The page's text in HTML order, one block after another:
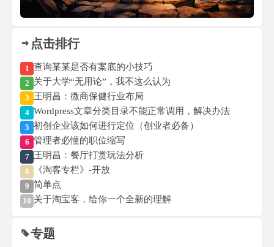
点击排行
1 查询某某是否有案底的小技巧
2 关于大学“无用论”，我不这么认为
3 王明昌：微商保健行业布局
4 Wordpress文章分类目录不能正常调用，解决办法
5 初创企业该如何进行定位（创业者必备）
6 管理者必懂的职位缩写
7 王明昌：餐厅打赏玩法分析
8 《淘客专栏》-开放
9 简单点
10 关于淘宝客，给你一个全新的理解
专题